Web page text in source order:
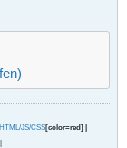
HTML/JS/CSS[color=red] |
|